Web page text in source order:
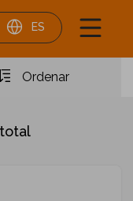
ES
Ordenar